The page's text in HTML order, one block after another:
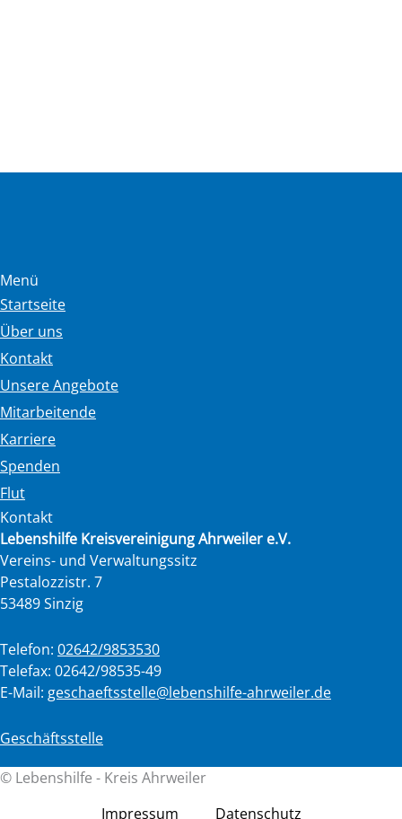
Menü
Startseite
Über uns
Kontakt
Unsere Angebote
Mitarbeitende
Karriere
Spenden
Flut
Kontakt
Lebenshilfe Kreisvereinigung Ahrweiler e.V.
Vereins- und Verwaltungssitz
Pestalozzistr. 7
53489 Sinzig
Telefon: 02642/9853530
Telefax: 02642/98535-49
E-Mail: geschaeftsstelle@lebenshilfe-ahrweiler.de
Geschäftsstelle
© Lebenshilfe - Kreis Ahrweiler
Impressum
Datenschutz